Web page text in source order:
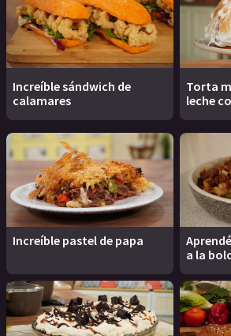
Increíble sándwich de
calamares
Torta
leche
Increíble pastel de papa
a la